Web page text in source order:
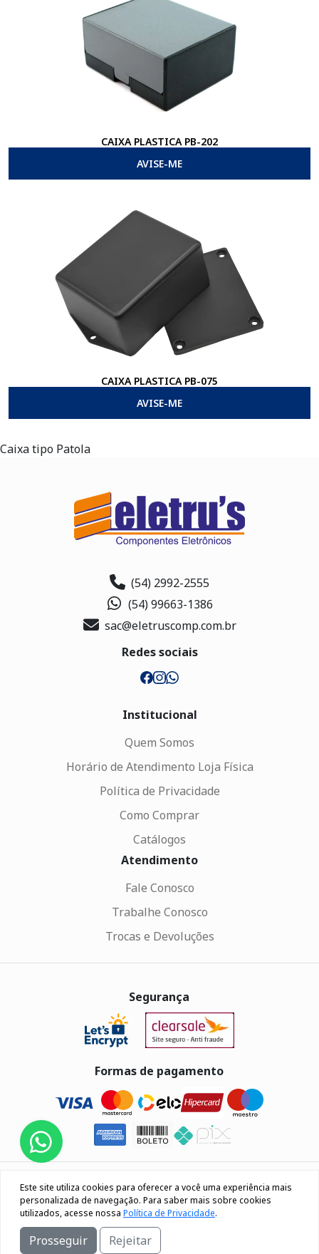
CAIXA PLASTICA PB-202
AVISE-ME
CAIXA PLASTICA PB-075
AVISE-ME
Caixa tipo Patola
(54) 2992-2555
(54) 99663-1386
sac@eletruscomp.com.br
Redes sociais
Institucional
Quem Somos
Horário de Atendimento Loja Física
Política de Privacidade
Como Comprar
Catálogos
Atendimento
Fale Conosco
Trabalhe Conosco
Trocas e Devoluções
Segurança
Formas de pagamento
Eletrus Componentes Eletrônicos - CNPJ
04.080.033/0001-40
Rua Os 18 do forte, 692, Bairro Lourdes Caxias do Sul / RS
Este site utiliza cookies para oferecer a você uma experiência mais
personalizada de navegação. Para saber mais sobre cookies
utilizados, acesse nossa Política de Privacidade.
Prosseguir Rejeitar